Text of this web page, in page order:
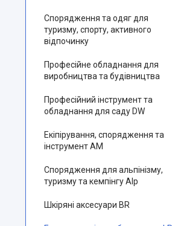
Спорядження та одяг для
туризму, спорту, активного
відпочинку
Професійне обладнання для
виробництва та будівництва
Професійний інструмент та
обладнання для саду DW
Екіпірування, спорядження та
інструмент AM
Спорядження для альпінізму,
туризму та кемпінгу Alp
Шкіряні аксесуари BR